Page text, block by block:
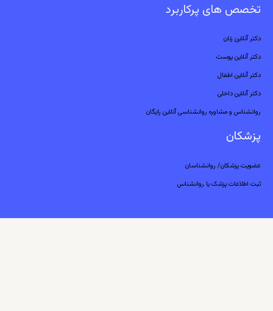
تخصص های پرکاربرد
دکتر آنلاین زنان
دکتر آنلاین پوست
دکتر آنلاین اطفال
دکتر آنلاین داخلی
روانشناس و مشاوره روانشناسی آنلاین رایگان
پزشکان
عضویت پزشکان/ روانشناسان
ثبت اطلاعات پزشک یا روانشناس